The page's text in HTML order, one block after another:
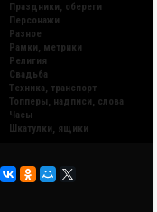
Праздники, обереги
Персонажи
Разное
Рамки, метрики
Религия
Свадьба
Техника, транспорт
Топперы, надписи, слова
Часы
Шкатулки, ящики